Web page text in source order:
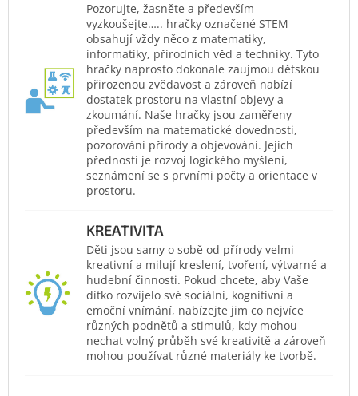
Pozorujte, žasněte a především
vyzkoušejte….. hračky označené STEM
obsahují vždy něco z matematiky,
informatiky, přírodních věd a techniky. Tyto
hračky naprosto dokonale zaujmou dětskou
přirozenou zvědavost a zároveň nabízí
dostatek prostoru na vlastní objevy a
zkoumání. Naše hračky jsou zaměřeny
především na matematické dovednosti,
pozorování přírody a objevování. Jejich
předností je rozvoj logického myšlení,
seznámení se s prvními počty a orientace v
prostoru.
KREATIVITA
Děti jsou samy o sobě od přírody velmi
kreativní a milují kreslení, tvoření, výtvarné a
hudební činnosti. Pokud chcete, aby Vaše
dítko rozvíjelo své sociální, kognitivní a
emoční vnímání, nabízejte jim co nejvíce
různých podnětů a stimulů, kdy mohou
nechat volný průběh své kreativitě a zároveň
mohou používat různé materiály ke tvorbě.